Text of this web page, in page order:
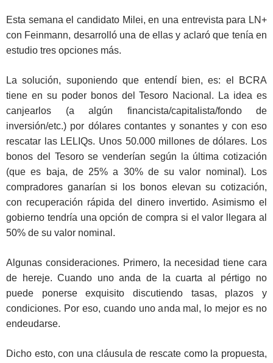
Esta semana el candidato Milei, en una entrevista para LN+
con Feinmann, desarrolló una de ellas y aclaró que tenía en
estudio tres opciones más.
La solución, suponiendo que entendí bien, es: el BCRA
tiene en su poder bonos del Tesoro Nacional. La idea es
canjearlos (a algún financista/capitalista/fondo de
inversión/etc.) por dólares contantes y sonantes y con eso
rescatar las LELIQs. Unos 50.000 millones de dólares. Los
bonos del Tesoro se venderían según la última cotización
(que es baja, de 25% a 30% de su valor nominal). Los
compradores ganarían si los bonos elevan su cotización,
con recuperación rápida del dinero invertido. Asimismo el
gobierno tendría una opción de compra si el valor llegara al
50% de su valor nominal.
Algunas consideraciones. Primero, la necesidad tiene cara
de hereje. Cuando uno anda de la cuarta al pértigo no
puede ponerse exquisito discutiendo tasas, plazos y
condiciones. Por eso, cuando uno anda mal, lo mejor es no
endeudarse.
Dicho esto, con una cláusula de rescate como la propuesta,